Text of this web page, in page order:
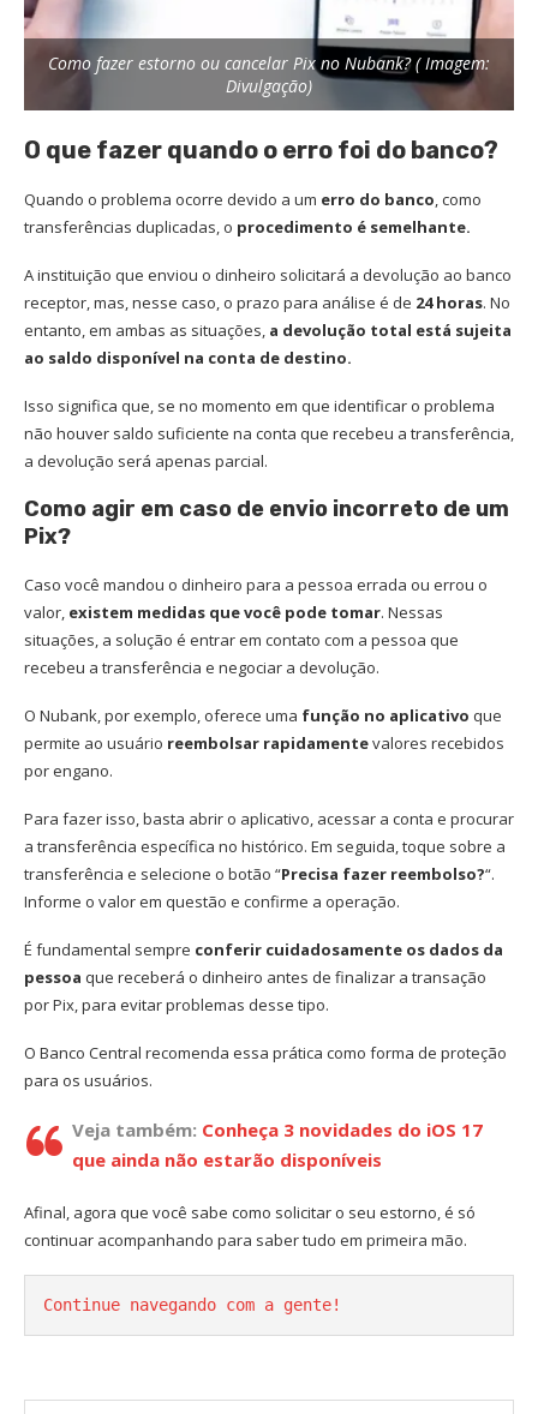
Como fazer estorno ou cancelar Pix no Nubank? ( Imagem:
Divulgação)
O que fazer quando o erro foi do banco?
Quando o problema ocorre devido a um erro do banco , como
transferências duplicadas, o procedimento é semelhante.
A instituição que enviou o dinheiro solicitará a devolução ao banco
receptor, mas, nesse caso, o prazo para análise é de 24 horas. No
entanto, em ambas as situações, a devolução total está sujeita
ao saldo disponível na conta de destino.
Isso significa que, se no momento em que identificar o problema
não houver saldo suficiente na conta que recebeu a transferência,
a devolução será apenas parcial.
Como agir em caso de envio incorreto de um
Pix?
Caso você mandou o dinheiro para a pessoa errada ou errou o
valor, existem medidas que você pode tomar. Nessas
situações, a solução é entrar em contato com a pessoa que
recebeu a transferência e negociar a devolução.
O Nubank, por exemplo, oferece uma função no aplicativo que
permite ao usuário reembolsar rapidamentevalores recebidos
por engano.
Para fazer isso, basta abrir o aplicativo, acessar a conta e procurar
a transferência específica no histórico. Em seguida, toque sobre a
transferência e selecione o botão “Precisa fazer reembolso?“.
Informe o valor em questão e confirme a operação.
É fundamental sempre conferir cuidadosamente os dados da
pessoa que receberá o dinheiro antes de finalizar a transação
por Pix, para evitar problemas desse tipo.
O Banco Central recomenda essa prática como forma de proteção
para os usuários.
Veja também: Conheça 3 novidades do iOS 17
que ainda não estarão disponíveis
Afinal, agora que você sabe como solicitar o seu estorno, é só
continuar acompanhando para saber tudo em primeira mão.
Continue navegando com a gente!